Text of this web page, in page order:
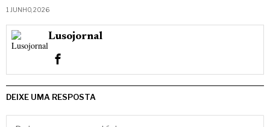
1 JUNHO, 2026
Lusojornal
DEIXE UMA RESPOSTA